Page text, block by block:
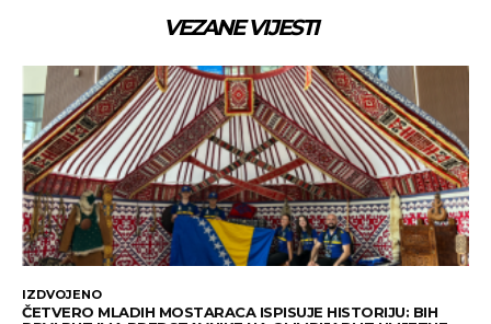
VEZANE VIJESTI
IZDVOJENO
ČETVERO MLADIH MOSTARACA ISPISUJE HISTORIJU: BIH